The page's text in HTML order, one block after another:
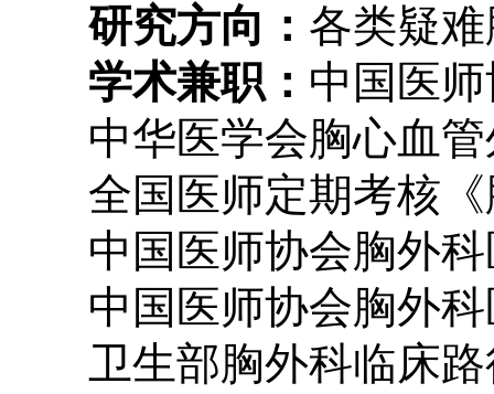
研究方向： 各类疑
学术兼职： 中国医
中华医学会胸心血管
全国医师定期考核《
中国医师协会胸外科
中国医师协会胸外科
卫生部胸外科临床路